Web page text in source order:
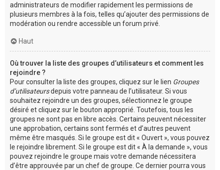
administrateurs de modifier rapidement les permissions de
plusieurs membres à la fois, telles qu’ajouter des permissions de
modération ou rendre accessible un forum privé.
Haut
Où trouver la liste des groupes d’utilisateurs et comment les
rejoindre ?
Pour consulter la liste des groupes, cliquez sur le lien Groupes
d’utilisateursdepuis votre panneau de l’utilisateur. Si vous
souhaitez rejoindre un des groupes, sélectionnez le groupe
désiré et cliquez sur le bouton approprié. Toutefois, tous les
groupes ne sont pas en libre accès. Certains peuvent nécessiter
une approbation, certains sont fermés et d’autres peuvent
même être masqués. Si le groupe est dit « Ouvert », vous pouvez
le rejoindre librement. Si le groupe est dit « À la demande », vous
pouvez rejoindre le groupe mais votre demande nécessitera
d’être approuvée par un chef de groupe. Ce dernier pourra vous